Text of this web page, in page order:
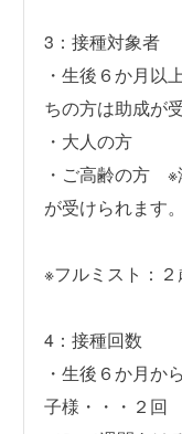
3：接種対象者
・生後６か月
ちの方は助成が
・大人の方
・ご高齢の方 ※
が受けられます。
※フルミスト：
4：接種回数
・生後６か月か
子様・・・２回